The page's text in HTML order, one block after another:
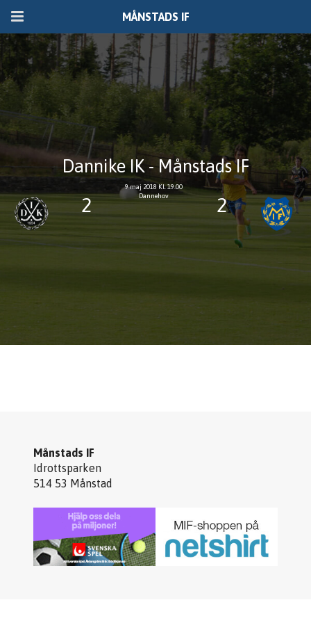
MÅNSTADS IF
Dannike IK - Månstads IF
2
9 maj 2018 Kl. 19.00
Dannehov
2
Månstads IF
Idrottsparken
514 53 Månstad